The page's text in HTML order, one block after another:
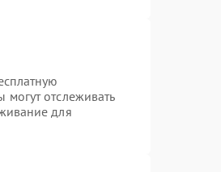
отслеживать
для